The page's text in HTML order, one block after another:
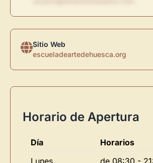
Sitio Web
escueladeartedehuesca.org
Horario de Apertura
Día
Horarios
Lunes
de 08:30 -